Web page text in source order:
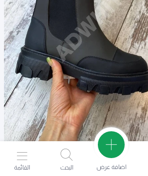
اضافة عرض البحث القائمة